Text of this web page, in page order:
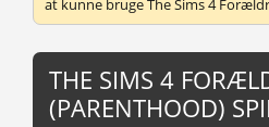
THE SIMS 4
(PARENTHOOD)